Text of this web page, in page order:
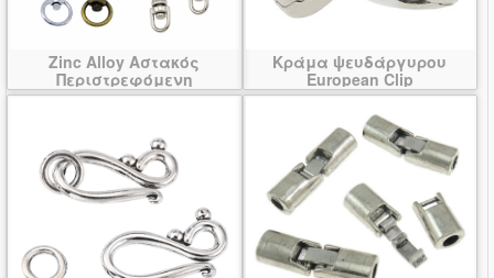
Zinc Alloy Αστακός
Περιστρεφόμενη
Κούμπωμα
Κράμα ψευδάργυρου
European Clip